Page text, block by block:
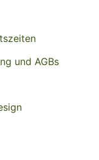
und AGBs